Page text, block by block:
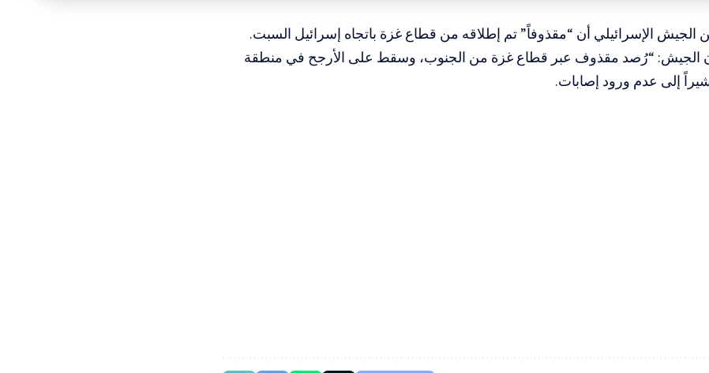
الجيش الإسرائيلي أن “مقذوفاً” تم إطلاقه من قطاع غزة باتجاه إسرائيل السبت.
الجيش: “رُصد مقذوف عبر قطاع غزة من الجنوب، وسقط على الأرجح في منطقة
إلى عدم ورود إصابات.